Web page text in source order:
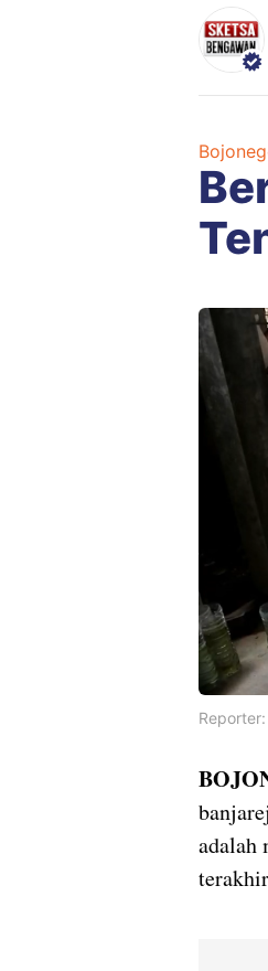
adalah